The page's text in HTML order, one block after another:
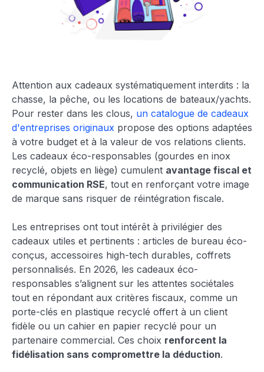
Attention aux cadeaux systématiquement interdits : la
chasse, la pêche, ou les locations de bateaux/yachts.
Pour rester dans les clous, un catalogue de cadeaux
d'entreprises originaux propose des options adaptées
à votre budget et à la valeur de vos relations clients.
Les cadeaux éco-responsables (gourdes en inox
recyclé, objets en liège) cumulent avantage fiscal et
communication RSE, tout en renforçant votre image
de marque sans risquer de réintégration fiscale.
Les entreprises ont tout intérêt à privilégier des
cadeaux utiles et pertinents : articles de bureau éco-
conçus, accessoires high-tech durables, coffrets
personnalisés. En 2026, les cadeaux éco-
responsables s’alignent sur les attentes sociétales
tout en répondant aux critères fiscaux, comme un
porte-clés en plastique recyclé offert à un client
fidèle ou un cahier en papier recyclé pour un
partenaire commercial. Ces choix renforcent la
fidélisation sans compromettre la déduction.